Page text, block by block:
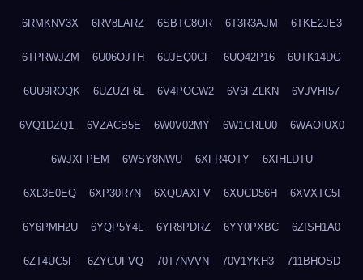
6RMKNV3X 6RV8LARZ 6SBTC8OR 6T3R3AJM 6TKE2JE3
6TPRWJZM 6U06OJTH 6UJEQ0CF 6UQ42P16 6UTK14DG
6UU9ROQK 6UZUZF6L 6V4POCW2 6V6FZLKN 6VJVHI57
6VQ1DZQ1 6VZACB5E 6W0V02MY 6W1CRLU0 6WAOIUX0
6WJXFPEM 6WSY8NWU 6XFR4OTY 6XIHLDTU
6XL3E0EQ 6XP30R7N 6XQUAXFV 6XUCD56H 6XVXTC5I
6Y6PMH2U 6YQP5Y4L 6YR8PDRZ 6YY0PXBC 6ZISH1A0
6ZT4UC5F 6ZYCUFVQ 70T7NVVN 70V1YKH3 711BHOSD